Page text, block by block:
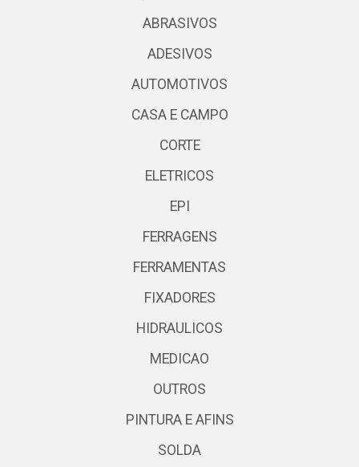
ABRASIVOS
ADESIVOS
AUTOMOTIVOS
CASA E CAMPO
CORTE
ELETRICOS
EPI
FERRAGENS
FERRAMENTAS
FIXADORES
HIDRAULICOS
MEDICAO
OUTROS
PINTURA E AFINS
SOLDA